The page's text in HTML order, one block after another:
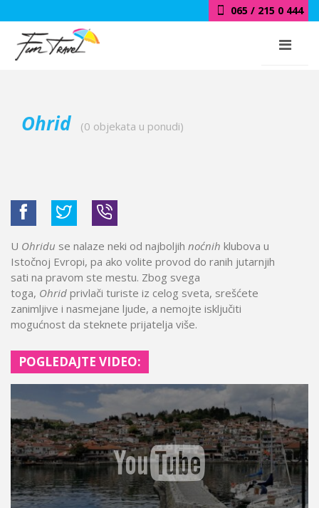
065 / 215 0 444
Ohrid (0 objekata u ponudi)
U Ohridu se nalaze neki od najboljih noćnih klubova u
Istočnoj Evropi, pa ako volite provod do ranih jutarnjih
sati na pravom ste mestu. Zbog svega
toga, Ohrid privlači turiste iz celog sveta, srešćete
zanimljive i nasmejane ljude, a nemojte isključiti
mogućnost da steknete prijatelja više.
POGLEDAJTE VIDEO: